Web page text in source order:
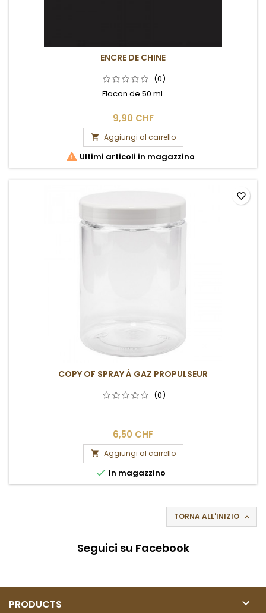
ENCRE DE CHINE
(0)
Flacon de 50 ml.
9,90 CHF
 Aggiungi al carrello
 Ultimi articoli in magazzino
COPY OF SPRAY À GAZ PROPULSEUR
(0)
6,50 CHF
 Aggiungi al carrello
 In magazzino
favorite_border
TORNA ALL'INIZIO 
Seguici su Facebook
PRODUCTS 